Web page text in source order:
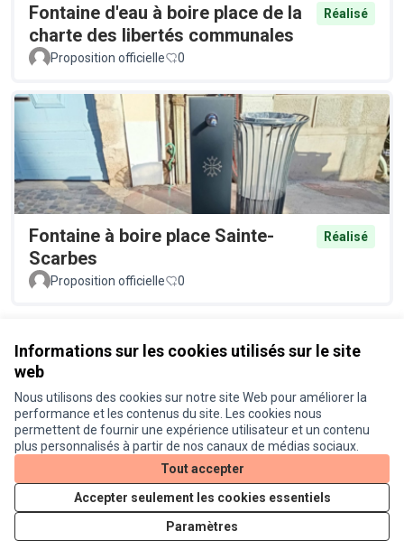
Informations sur les cookies utilisés sur le site
web
Nous utilisons des cookies sur notre site Web pour améliorer la
performance et les contenus du site. Les cookies nous
permettent de fournir une expérience utilisateur et un contenu
plus personnalisés à partir de nos canaux de médias sociaux.
Tout accepter
Accepter seulement les cookies essentiels
Paramètres
Fontaine d'eau à boire place de la
charte des libertés communales
Réalisé
Proposition officielle 0
Fontaine à boire place Sainte-
Scarbes
Réalisé
Proposition officielle 0
Conditions d'utilisation
Paramètres des cookies
Je participe ! sur X
(Lien externe)
Je participe ! sur Facebook
Je participe ! sur Instagram
Site réalisé grâce aulogiciel libre Decidim .
Licence
(Lien